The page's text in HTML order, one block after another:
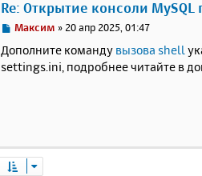
Re: Открытие консоли
С
о
б
Максим » 20 апр 2025, 01:47
Дополните команду вызова shell
settings.ini, подробнее читайте в